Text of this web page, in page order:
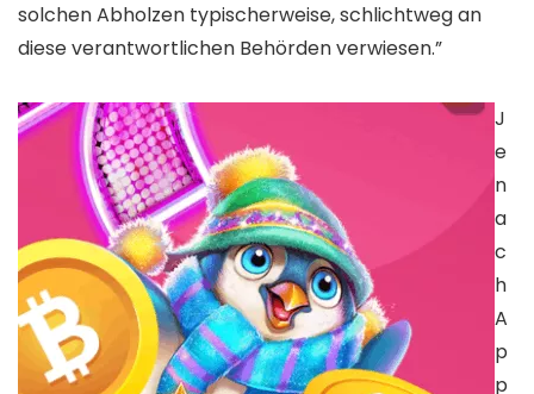
solchen Abholzen typischerweise, schlichtweg an
diese verantwortlichen Behörden verwiesen.”
J
e
n
a
c
h
A
p
p